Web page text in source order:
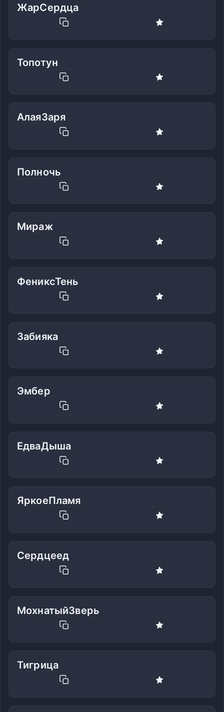
ЖарСердца
Топотун
АлаяЗаря
Полночь
Мираж
ФениксТень
Забияка
Эмбер
ЕдваДыша
ЯркоеПламя
Сердцеед
МохнатыйЗверь
Тигрица